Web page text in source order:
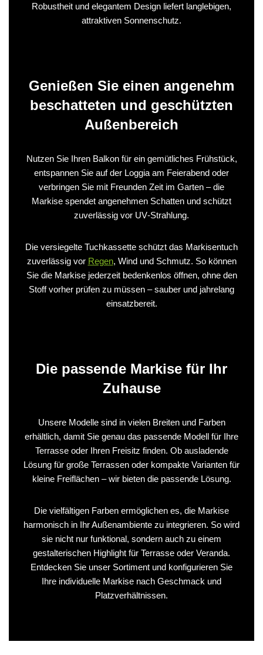
Robustheit und elegantem Design liefert langlebigen,
attraktiven Sonnenschutz.
Genießen Sie einen angenehm
beschatteten und geschützten
Außenbereich
Nutzen Sie Ihren Balkon für ein gemütliches Frühstück,
entspannen Sie auf der Loggia am Feierabend oder
verbringen Sie mit Freunden Zeit im Garten – die
Markise spendet angenehmen Schatten und schützt
zuverlässig vor UV‑Strahlung.
Die versiegelte Tuchkassette schützt das Markisentuch
zuverlässig vor Regen, Wind und Schmutz. So können
Sie die Markise jederzeit bedenkenlos öffnen, ohne den
Stoff vorher prüfen zu müssen – sauber und jahrelang
einsatzbereit.
Die passende Markise für Ihr
Zuhause
Unsere Modelle sind in vielen Breiten und Farben
erhältlich, damit Sie genau das passende Modell für Ihre
Terrasse oder Ihren Freisitz finden. Ob ausladende
Lösung für große Terrassen oder kompakte Varianten für
kleine Freiflächen – wir bieten die passende Lösung.
Die vielfältigen Farben ermöglichen es, die Markise
harmonisch in Ihr Außenambiente zu integrieren. So wird
sie nicht nur funktional, sondern auch zu einem
gestalterischen Highlight für Terrasse oder Veranda.
Entdecken Sie unser Sortiment und konfigurieren Sie
Ihre individuelle Markise nach Geschmack und
Platzverhältnissen.